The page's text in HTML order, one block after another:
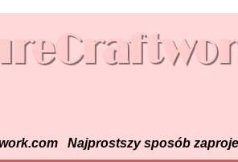
Najprostszy sposób